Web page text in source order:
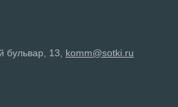
бульвар, 13, komm@sotki.ru